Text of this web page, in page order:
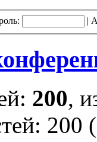
|
200,
200